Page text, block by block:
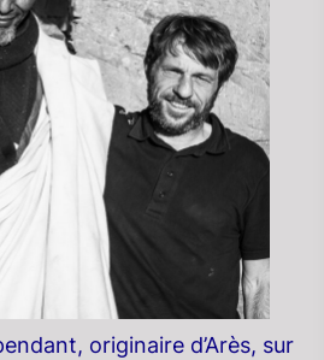
originaire d’Arès, sur